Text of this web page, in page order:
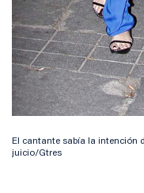
El cantante sabía la intención
juicio/Gtres